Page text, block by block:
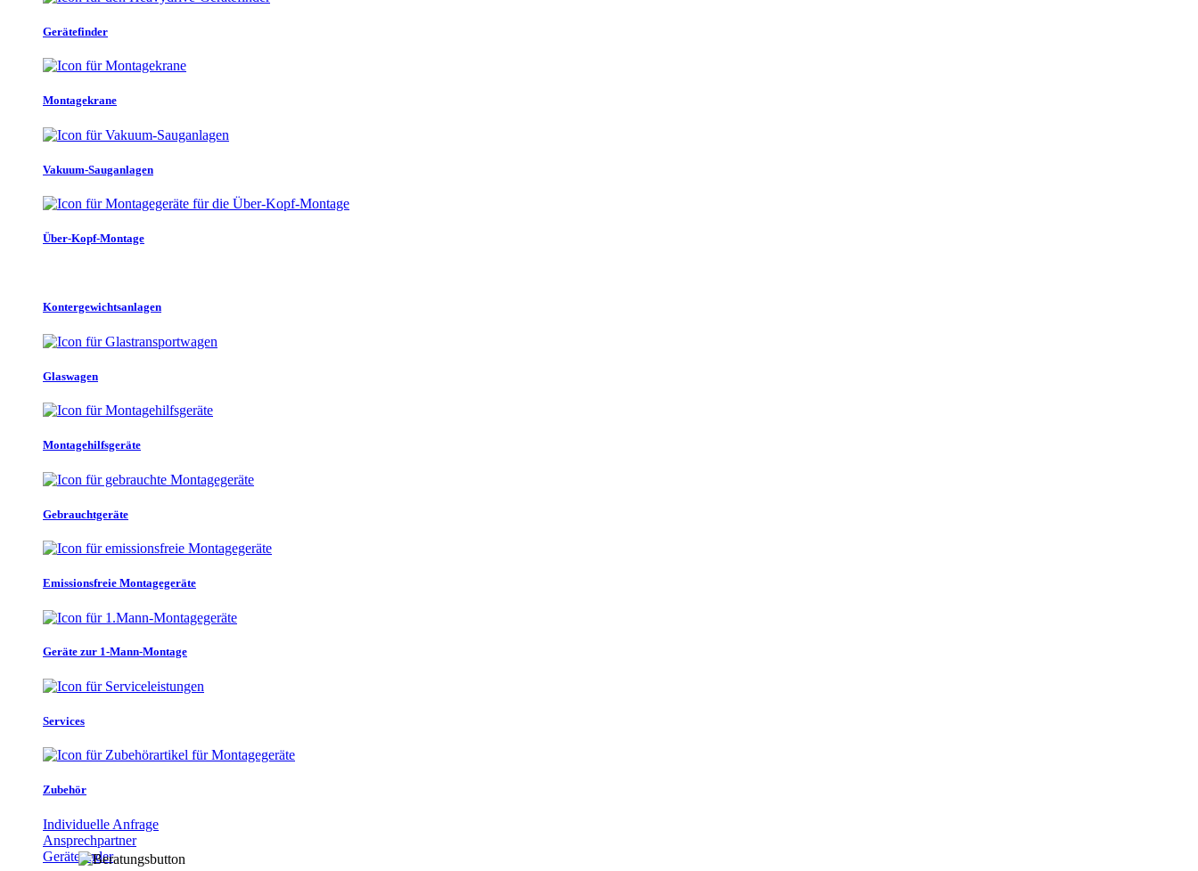
Gerätefinder
Montagekrane
Vakuum-Sauganlagen
Über-Kopf-Montage
Kontergewichtsanlagen
Glaswagen
Montagehilfsgeräte
Gebrauchtgeräte
Emissionsfreie Montagegeräte
Geräte zur 1-Mann-Montage
Services
Zubehör
Individuelle Anfrage
Ansprechpartner
Gerätefinder